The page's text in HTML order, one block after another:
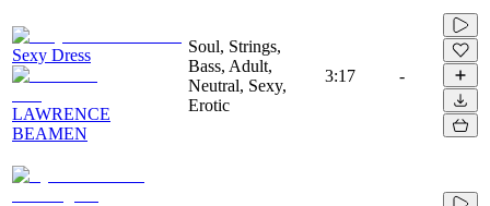
Sexy Dress
LAWRENCE
BEAMEN
Soul, Strings,
Bass, Adult,
Neutral, Sexy,
Erotic
3:17 -